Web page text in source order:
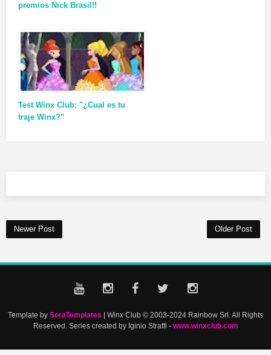
premios Nick Brasil!!
Test Winx Club: "¿Cual es tu
traje Winx?"
Newer Post Older Post
Template by SoraTemplates | Winx Club © 2003-2024 Rainbow Srl. All Rights
Reserved. Series created by Iginio Straffi - www.winxclub.com